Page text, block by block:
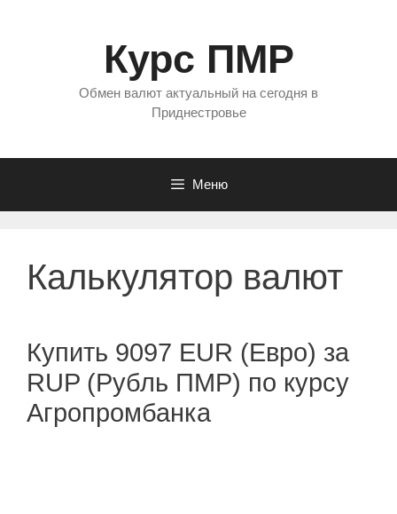
Курс ПМР
Обмен валют актуальный на сегодня в
Приднестровье
Меню
Калькулятор валют
Купить 9097 EUR (Евро) за
RUP (Рубль ПМР) по курсу
Агропромбанка